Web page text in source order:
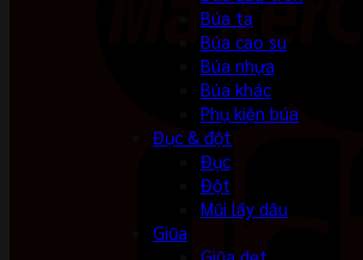
Búa tạ
Búa cao su
Búa nhựa
Búa khác
Phụ kiện búa
Đục & đột
Đục
Đột
Mũi lấy dấu
Giũa